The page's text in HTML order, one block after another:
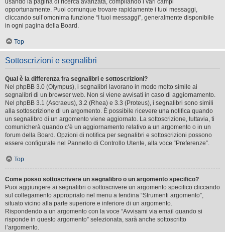
usando la pagina di ricerca avanzata, compilando i vari campi
opportunamente. Puoi comunque trovare rapidamente i tuoi messaggi,
cliccando sull’omonima funzione “I tuoi messaggi”, generalmente disponibile
in ogni pagina della Board.
Top
Sottoscrizioni e segnalibri
Qual è la differenza fra segnalibri e sottoscrizioni?
Nel phpBB 3.0 (Olympus), i segnalibri lavorano in modo molto simile ai
segnalibri di un browser web. Non si viene avvisati in caso di aggiornamento.
Nel phpBB 3.1 (Ascraeus), 3.2 (Rhea) e 3.3 (Proteus), i segnalibri sono simili
alla sottoscrizione di un argomento. È possibile ricevere una notifica quando
un segnalibro di un argomento viene aggiornato. La sottoscrizione, tuttavia, ti
comunicherà quando c’è un aggiornamento relativo a un argomento o in un
forum della Board. Opzioni di notifica per segnalibri e sottoscrizioni possono
essere configurate nel Pannello di Controllo Utente, alla voce “Preferenze”.
Top
Come posso sottoscrivere un segnalibro o un argomento specifico?
Puoi aggiungere ai segnalibri o sottoscrivere un argomento specifico cliccando
sul collegamento appropriato nel menu a tendina “Strumenti argomento”,
situato vicino alla parte superiore e inferiore di un argomento.
Rispondendo a un argomento con la voce “Avvisami via email quando si
risponde in questo argomento” selezionata, sarà anche sottoscritto
l’argomento.